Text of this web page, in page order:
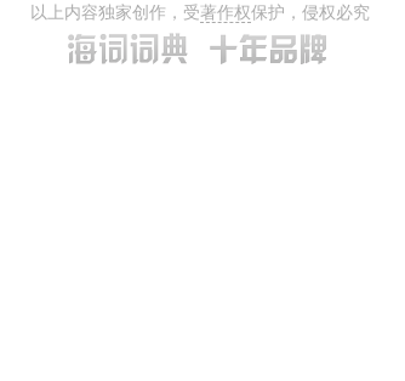
以上内容独家创作，受著作权保护，侵权必究